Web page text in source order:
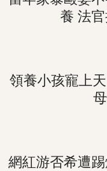
養 法
領養小孩寵上
網紅游否希遭